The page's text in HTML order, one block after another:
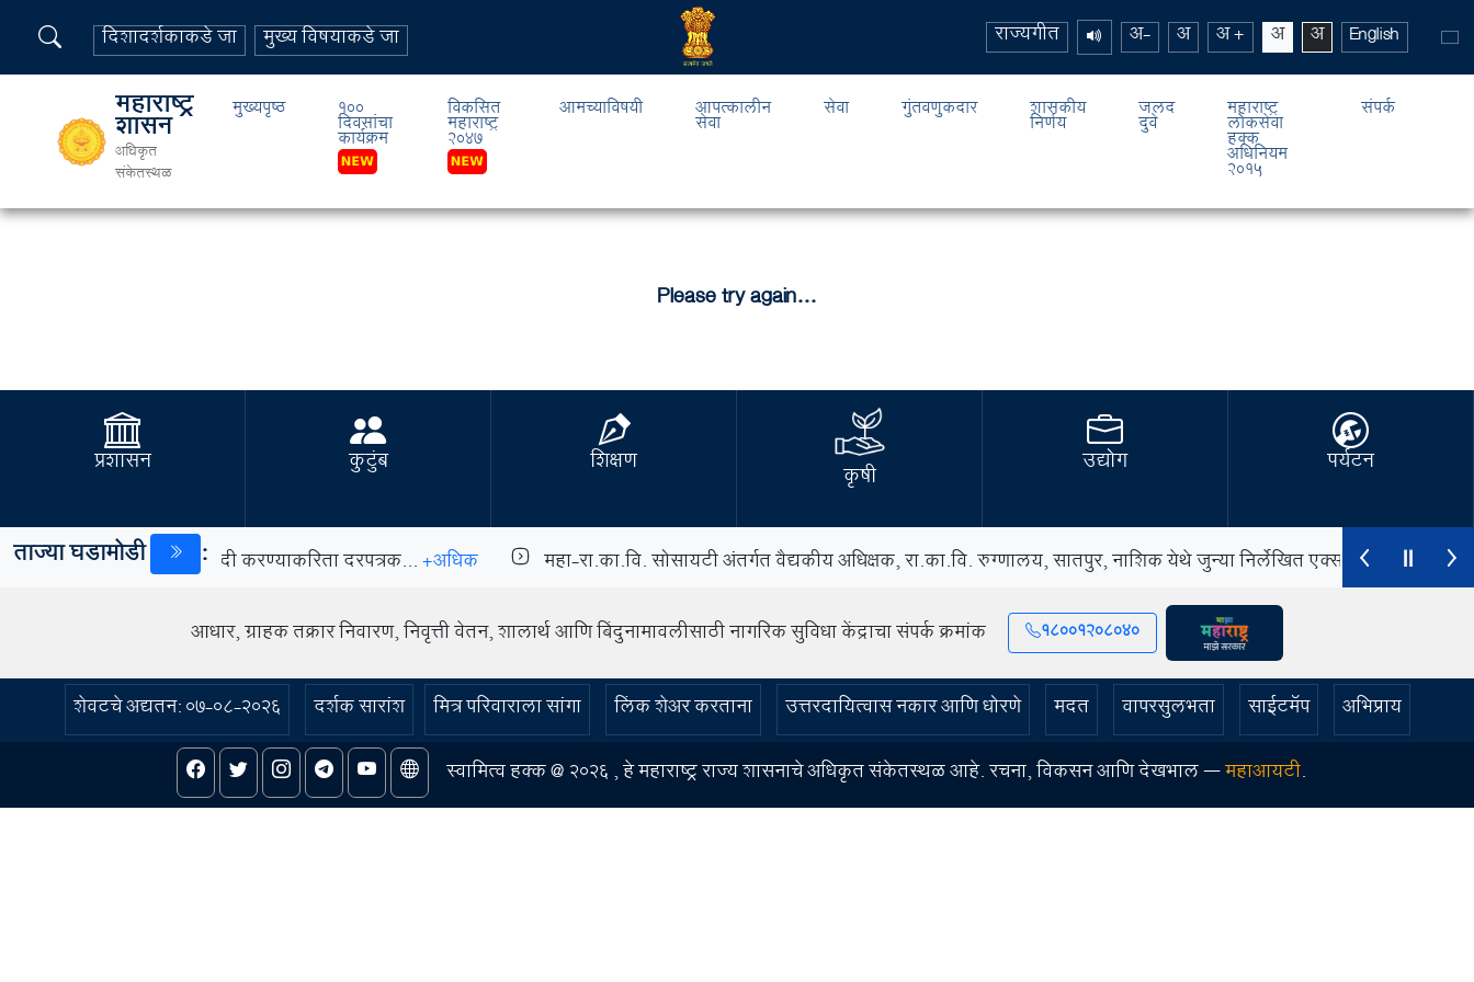
दिशादर्शकाकडे जा मुख्य विषयाकडे जा राज्यगीत अ- अ अ + अ अ English
महाराष्ट्र
शासन
अधिकृत
संकेतस्थळ
मुख्यपृष्ठ १००
दिवसांचा
कार्यक्रम
विकसित
महाराष्ट्र
२०४७
आमच्याविषयी आपत्कालीन
सेवा सेवा गुंतवणुकदार शासकीय
निर्णय जलद
दुवे महाराष्ट्र
लोकसेवा
हक्क
अधिनियम
2015
संपर्क
Please try again...
प्रशासन कुटुंब शिक्षण कृषी उद्योग पर्यटन
ताज्या घडामोडी :
सर्जिकल साहित्याची खरेदी करण्याकरिता दरपत्रक...+अधिक
महा-रा.का.व‍ि. सोसायटी अंतर्गत वैद्यकीय अध‍िक्षक, रा.का.व‍ि. रुग्णालय, सातपुर, नाश‍िक येथे जुन्या निर्लेखित एक्स-रे माशिन जाहीर
डिजिटल माध्यम मार्गदर्शक सूचना - २०२३ प्राथमिक...+अधिक सहकार,पणन व वस्त्रोद्योग या विभागामार्फत निर्लेखित करण्यात आलेले शासकीय वाहन क्रमांक एमएच-०१-एएन-४०४१ (होंडा सिटी ) ची
आधार, ग्राहक तक्रार निवारण, निवृत्ती वेतन, शालार्थ आणि बिंदुनामावलीसाठी नागरिक सुविधा केंद्राचा संपर्क क्रमांक 18001208040
शेवटचे अद्यतन:07-08-2026 दर्शक सारांश मित्र परिवाराला सांगा लिंक शेअर करताना उत्तरदायित्वास नकार आणि धोरणे मदत वापरसुलभता साईटमॅप
अभिप्राय
स्वामित्व हक्क @2026 , हे महाराष्ट्र राज्य शासनाचे अधिकृत संकेतस्थळ आहे. रचना, विकसन आणि देखभाल –महाआयटी.